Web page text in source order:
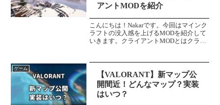
アントMODを紹介
こんにちは！Nakarです。今回はマインク
ラフトの没入感を上げるMODを紹介して
いきます。クライアントMODとはクライ
追加するMODのことです。これから紹介
するMOD...
ゲーム
【VALORANT】新マップ公
開間近！どんなマップ？実装
はいつ？